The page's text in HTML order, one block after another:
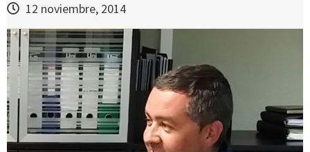
12 noviembre, 2014